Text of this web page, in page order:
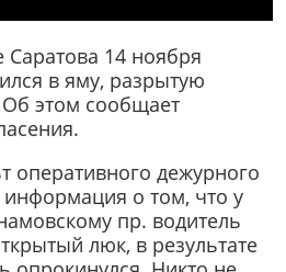
14 ноября
в яму, разрытую
этом сообщает
оперативного дежурного
информация о том, что у
пр. водитель
люк, в результате